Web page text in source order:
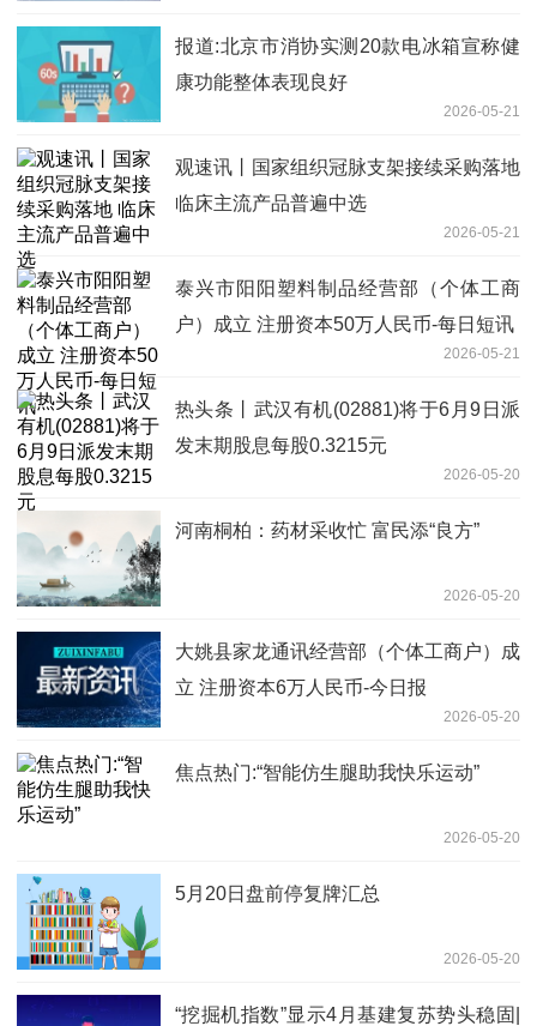
报道:北京市消协实测20款电冰箱宣称健
康功能整体表现良好
2026-05-21
观速讯丨国家组织冠脉支架接续采购落地
临床主流产品普遍中选
2026-05-21
泰兴市阳阳塑料制品经营部（个体工商
户）成立 注册资本50万人民币-每日短讯
2026-05-21
热头条丨武汉有机(02881)将于6月9日派
发末期股息每股0.3215元
2026-05-20
河南桐柏：药材采收忙 富民添“良方”
2026-05-20
大姚县家龙通讯经营部（个体工商户）成
立 注册资本6万人民币-今日报
2026-05-20
焦点热门:“智能仿生腿助我快乐运动”
2026-05-20
5月20日盘前停复牌汇总
2026-05-20
“挖掘机指数”显示4月基建复苏势头稳固|